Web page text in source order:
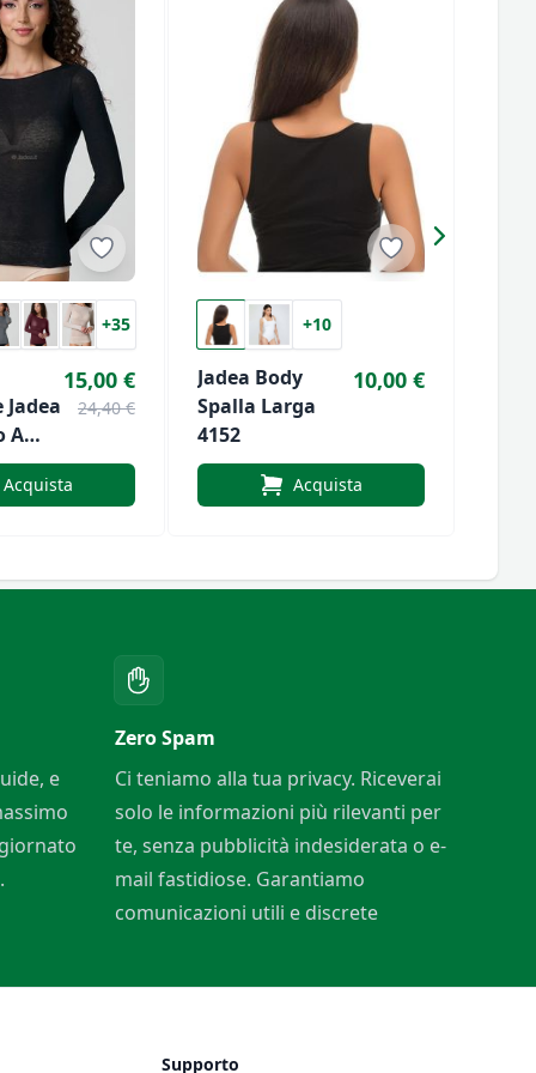
+35
Jadea
A
15,00 €
24,40 €
Acquista
+10
Jadea Body
Spalla Larga
4152
10,00 €
Acquista
e
Zero Spam
Ci teniamo alla tua privacy. Riceverai
solo le informazioni più rilevanti per
te, senza pubblicità indesiderata o e-
mail fastidiose. Garantiamo
comunicazioni utili e discrete
Supporto